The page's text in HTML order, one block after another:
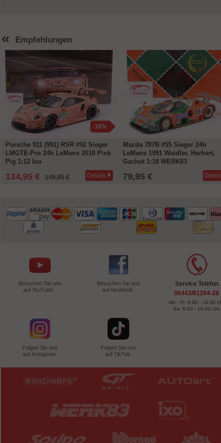
« Empfehlungen
-10%
Porsche 911 (991) RSR #92 Sieger
LMGTE-Pro 24h LeMans 2018 Pink
Pig 1:12 Ixo
134,95 € 149,95 € Details
Mazda 787B #55 Sieger 24h
LeMans 1991 Weidler, Herbert,
Gachot 1:18 WERK83
79,95 €
Besuchen Sie uns
auf YouTube .
Besuchen Sie uns
auf facebook.
Folgen Sie uns
auf Instagram.
Folgen Sie uns
auf TikTok.
Service Telefon
06443/81284-28
Mo - Fr: 9:00 - 16:30
Sa: 8:00 - 18:00 Uhr